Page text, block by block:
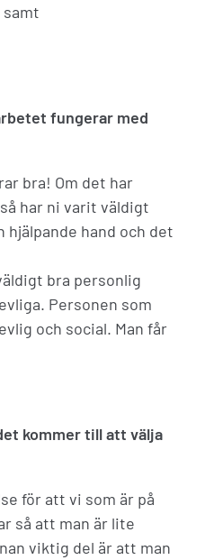
fungerar med
bra! Om det har
har ni varit väldigt
hjälpande hand och det
bra personlig
Personen som
och social. Man får
kommer till att välja
för att vi som är på
så att man är lite
viktig del är att man